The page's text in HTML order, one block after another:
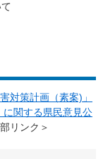
対策計画（素案)」
関する県民意見公
リンク＞